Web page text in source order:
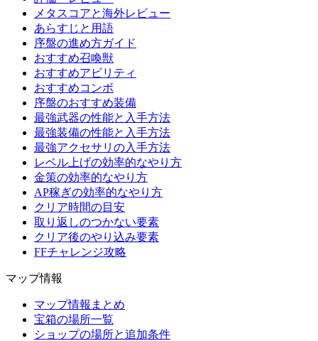
メタスコアと海外レビュー
あらすじと用語
序盤の進め方ガイド
おすすめ召喚獣
おすすめアビリティ
おすすめコンボ
序盤のおすすめ装備
最強武器の性能と入手方法
最強装備の性能と入手方法
最強アクセサリの入手方法
レベル上げの効率的なやり方
金策の効率的なやり方
AP稼ぎの効率的なやり方
クリア時間の目安
取り返しのつかない要素
クリア後のやり込み要素
FFチャレンジ攻略
マップ情報
マップ情報まとめ
宝箱の場所一覧
ショップの場所と追加条件